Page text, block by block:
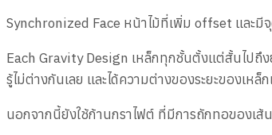
Synchronized Face หน้าไม้ที่เพิ่ม offset และมี
Each Gravity Design เหล็กทุกชั้นตั้งแต่สั้นไปถึ
รู้ไม่ต่างกันเลย และได้ความต่างของระยะของเห
นอกจากนี้ยังใช้ก้านกราไฟต์ ที่มีการถักทอของเส้